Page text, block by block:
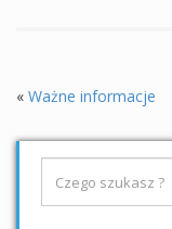
« Ważne informacje